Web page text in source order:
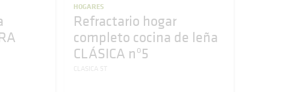
HOGARES
Refractario hogar
completo cocina de leña
CLÁSICA nº5
CLASICA 5T